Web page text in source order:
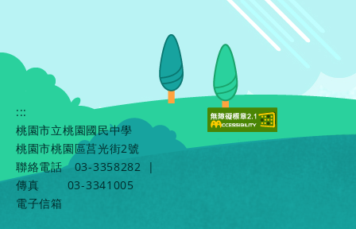
:::
桃園市立桃園國民中學
桃園市桃園區莒光街2號
聯絡電話
03-3358282
|
傳真
03-3341005
電子信箱